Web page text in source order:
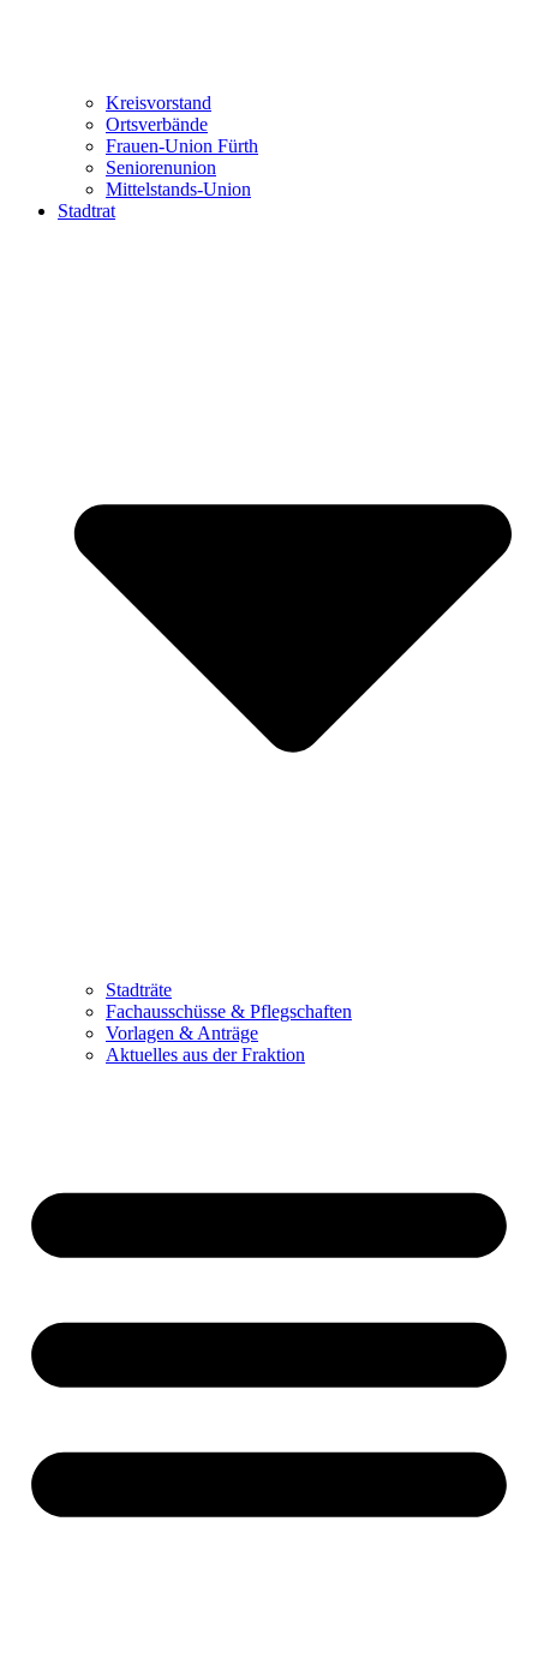
Kreisvorstand
Ortsverbände
Frauen-Union Fürth
Seniorenunion
Mittelstands-Union
Stadtrat
Stadträte
Fachausschüsse & Pflegschaften
Vorlagen & Anträge
Aktuelles aus der Fraktion